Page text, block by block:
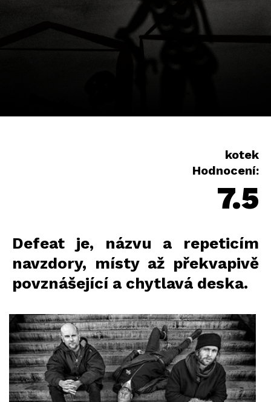
kotek
Hodnocení:
7.5
Defeat je, názvu a repeticím
navzdory, místy až překvapivě
povznášející a chytlavá deska.